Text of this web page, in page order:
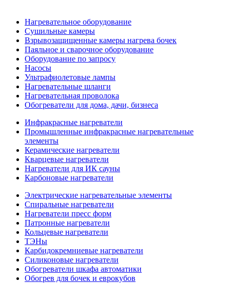
Нагревательное оборудование
Сушильные камеры
Взрывозащищенные камеры нагрева бочек
Паяльное и сварочное оборудование
Оборудование по запросу
Насосы
Ультрафиолетовые лампы
Нагревательные шланги
Нагревательная проволока
Обогреватели для дома, дачи, бизнеса
Инфракрасные нагреватели
Промышленные инфракрасные нагревательные
элементы
Керамические нагреватели
Кварцевые нагреватели
Нагреватели для ИК сауны
Карбоновые нагреватели
Электрические нагревательные элементы
Спиральные нагреватели
Нагреватели пресс форм
Патронные нагреватели
Кольцевые нагреватели
ТЭНы
Карбидокремниевые нагреватели
Силиконовые нагреватели
Обогреватели шкафа автоматики
Обогрев для бочек и еврокубов